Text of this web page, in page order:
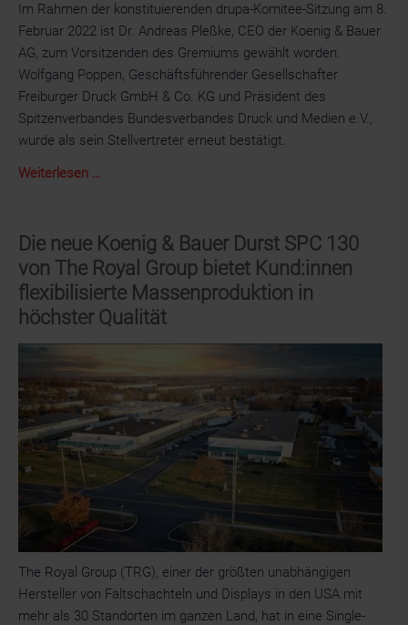
Im Rahmen der konstituierenden drupa-Komitee-Sitzung am 8.
Februar 2022 ist Dr. Andreas Pleßke, CEO der Koenig & Bauer
AG, zum Vorsitzenden des Gremiums gewählt worden.
Wolfgang Poppen, Geschäftsführender Gesellschafter
Freiburger Druck GmbH & Co. KG und Präsident des
Spitzenverbandes Bundesverbandes Druck und Medien e.V.,
wurde als sein Stellvertreter erneut bestätigt.
Weiterlesen …
CEO
Koenig
Bauer
AG,
als
Vorsitzender
des
drupa
Komitees
bestätigt
Die neue Koenig & Bauer Durst SPC 130
von The Royal Group bietet Kund:innen
flexibilisierte Massenproduktion in
höchster Qualität
The Royal Group (TRG), einer der größten unabhängigen
Hersteller von Faltschachteln und Displays in den USA mit
mehr als 30 Standorten im ganzen Land, hat in eine Single-